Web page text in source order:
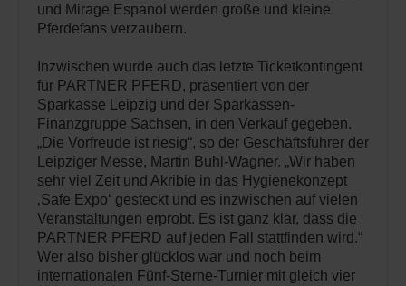
und Mirage Espanol werden große und kleine
Pferdefans verzaubern. ­­
Inzwischen wurde auch das letzte Ticketkontingent
für PARTNER PFERD, präsentiert von der
Sparkasse Leipzig und der Sparkassen-
Finanzgruppe Sachsen, in den Verkauf gegeben.
„Die Vorfreude ist riesig“, so der Geschäftsführer der
Leipziger Messe, Martin Buhl-Wagner. „Wir haben
sehr viel Zeit und Akribie in das Hygienekonzept
‚Safe Expo‘ gesteckt und es inzwischen auf vielen
Veranstaltungen erprobt. Es ist ganz klar, dass die
PARTNER PFERD auf jeden Fall stattfinden wird.“
Wer also bisher glücklos war und noch beim
internationalen Fünf-Sterne-Turnier mit gleich vier